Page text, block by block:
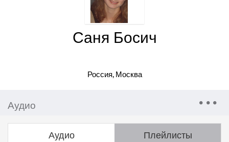
Саня Босич
Россия, Москва
Аудио
Аудио Плейлисты